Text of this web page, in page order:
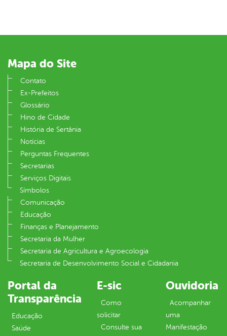
Mapa do Site
Contato
Ex-Prefeitos
Glossário
Hino de Cidade
História de Sertânia
Notícias
Perguntas Frequentes
Secretarias
Serviços Digitais
Símbolos
Comunicação
Educação
Finanças e Planejamento
Secretaria da Mulher
Secretaria de Agricultura e Agroecologia
Secretaria de Desenvolvimento Social e Cidadania
Portal da
Transparência
Educação
Saúde
E-sic
Como
solicitar
Consulte sua
Ouvidoria
Acompanhar
uma
Manifestação